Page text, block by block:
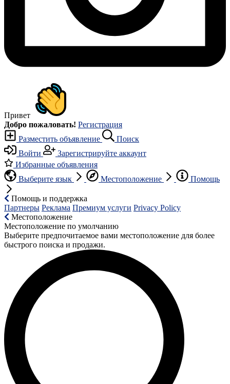
Привет
Добро пожаловать! Регистрация
Разместить объявление
Поиск
Войти
Зарегистрируйте аккаунт
Избранные объявления
Выберите язык
Местоположение Помощь
Помощь и поддержка
Партнеры Реклама Премиум услуги Privacy Policy
Местоположение
Местоположение по умолчанию
Выберите предпочитаемое вами местоположение для более
быстрого поиска и продажи.